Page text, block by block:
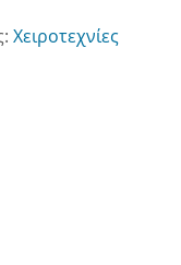
Χειροτεχνίες